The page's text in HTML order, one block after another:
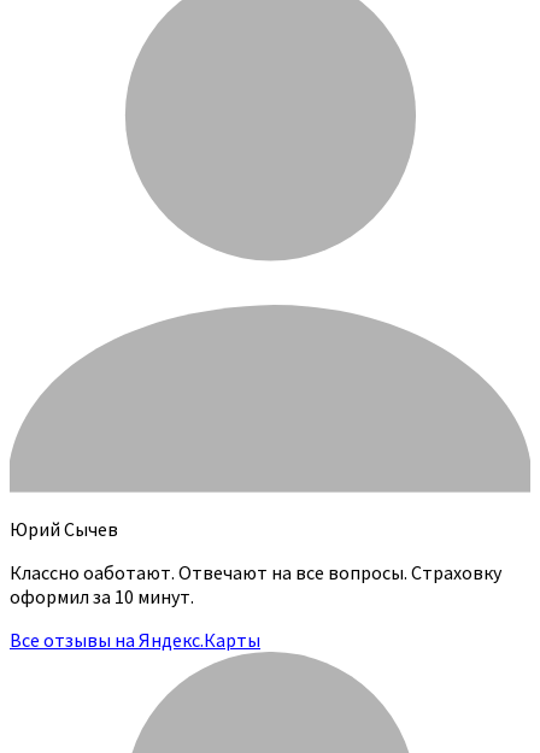
Юрий Сычев
Классно оаботают. Отвечают на все вопросы. Страховку
оформил за 10 минут.
Все отзывы на Яндекс.Карты